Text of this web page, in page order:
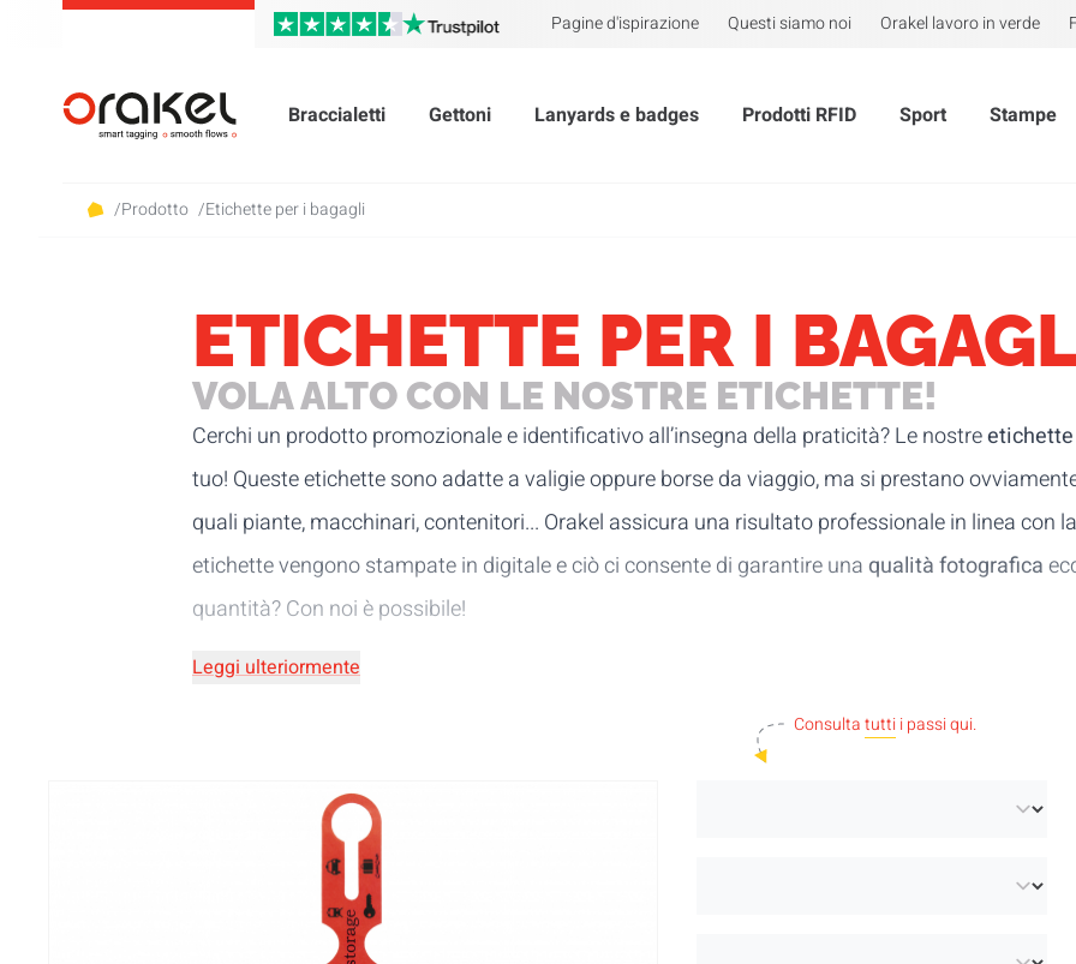
Pagine d'ispirazione Questi siamo noi Orakel lavoro in verde
Braccialetti Gettoni Lanyards e badges Prodotti RFID Sport Stampe
/Prodotto /Etichette per i bagagli
ETICHETTE PER I
VOLA ALTO CON LE NOSTRE ETICHETTE!
Cerchi un prodotto promozionale e identificativo all’insegna della praticità? Le nostre
tuo! Queste etichette sono adatte a valigie oppure borse da viaggio, ma si prestano
quali piante, macchinari, contenitori... Orakel assicura una risultato professionale in linea con
etichette vengono stampate in digitale e ciò ci consente di garantire unaqualità fotografica
quantità? Con noi è possibile!
Leggi ulteriormente
Consultatuttii passi qui.